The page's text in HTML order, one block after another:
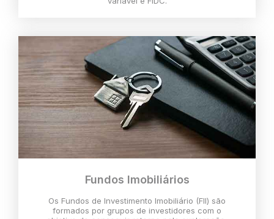
Fundos Imobiliários
Os Fundos de Investimento Imobiliário (FII) são
formados por grupos de investidores com o